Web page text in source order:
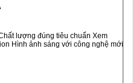
lượng đúng tiêu chuẩn Xem
Hình ảnh sáng với công nghệ mới